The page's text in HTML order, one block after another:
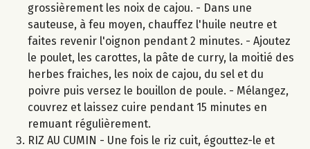
grossièrement les noix de cajou. - Dans une
sauteuse, à feu moyen, chauffez l'huile neutre et
faites revenir l'oignon pendant 2 minutes. - Ajoutez
le poulet, les carottes, la pâte de curry, la moitié des
herbes fraiches, les noix de cajou, du sel et du
poivre puis versez le bouillon de poule. - Mélangez,
couvrez et laissez cuire pendant 15 minutes en
remuant régulièrement.
RIZ AU CUMIN - Une fois le riz cuit, égouttez-le et